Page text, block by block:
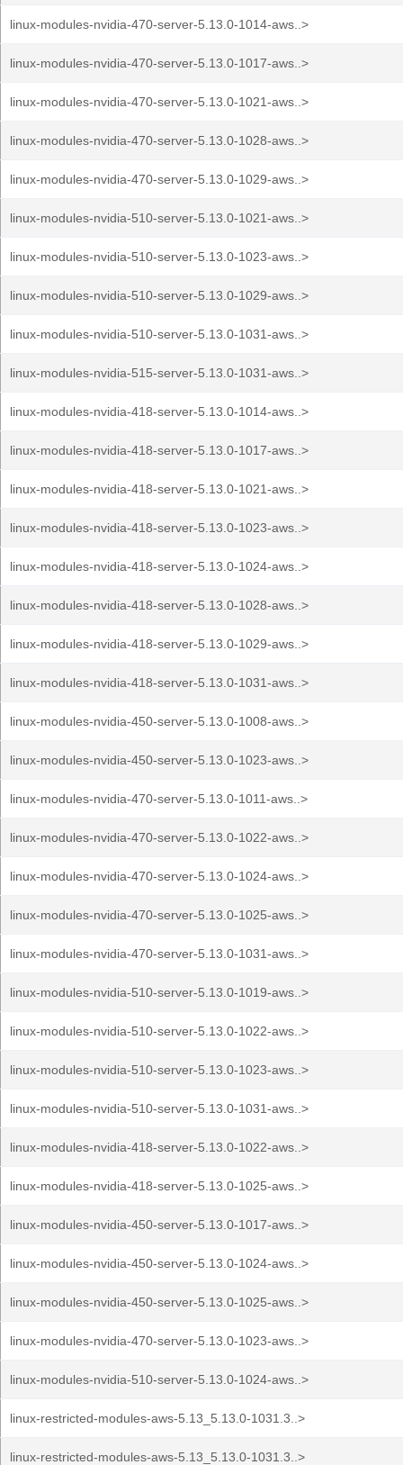
linux-modules-nvidia-470-server-5.13.0-1014-aws..>
linux-modules-nvidia-470-server-5.13.0-1017-aws..>
linux-modules-nvidia-470-server-5.13.0-1021-aws..>
linux-modules-nvidia-470-server-5.13.0-1028-aws..>
linux-modules-nvidia-470-server-5.13.0-1029-aws..>
linux-modules-nvidia-510-server-5.13.0-1021-aws..>
linux-modules-nvidia-510-server-5.13.0-1023-aws..>
linux-modules-nvidia-510-server-5.13.0-1029-aws..>
linux-modules-nvidia-510-server-5.13.0-1031-aws..>
linux-modules-nvidia-515-server-5.13.0-1031-aws..>
linux-modules-nvidia-418-server-5.13.0-1014-aws..>
linux-modules-nvidia-418-server-5.13.0-1017-aws..>
linux-modules-nvidia-418-server-5.13.0-1021-aws..>
linux-modules-nvidia-418-server-5.13.0-1023-aws..>
linux-modules-nvidia-418-server-5.13.0-1024-aws..>
linux-modules-nvidia-418-server-5.13.0-1028-aws..>
linux-modules-nvidia-418-server-5.13.0-1029-aws..>
linux-modules-nvidia-418-server-5.13.0-1031-aws..>
linux-modules-nvidia-450-server-5.13.0-1008-aws..>
linux-modules-nvidia-450-server-5.13.0-1023-aws..>
linux-modules-nvidia-470-server-5.13.0-1011-aws..>
linux-modules-nvidia-470-server-5.13.0-1022-aws..>
linux-modules-nvidia-470-server-5.13.0-1024-aws..>
linux-modules-nvidia-470-server-5.13.0-1025-aws..>
linux-modules-nvidia-470-server-5.13.0-1031-aws..>
linux-modules-nvidia-510-server-5.13.0-1019-aws..>
linux-modules-nvidia-510-server-5.13.0-1022-aws..>
linux-modules-nvidia-510-server-5.13.0-1023-aws..>
linux-modules-nvidia-510-server-5.13.0-1031-aws..>
linux-modules-nvidia-418-server-5.13.0-1022-aws..>
linux-modules-nvidia-418-server-5.13.0-1025-aws..>
linux-modules-nvidia-450-server-5.13.0-1017-aws..>
linux-modules-nvidia-450-server-5.13.0-1024-aws..>
linux-modules-nvidia-450-server-5.13.0-1025-aws..>
linux-modules-nvidia-470-server-5.13.0-1023-aws..>
linux-modules-nvidia-510-server-5.13.0-1024-aws..>
linux-restricted-modules-aws-5.13_5.13.0-1031.3..>
linux-restricted-modules-aws-5.13_5.13.0-1031.3..>